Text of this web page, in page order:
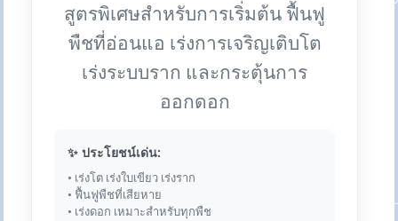
สูตรพิเศษสำหรับการเริ่มต้น ฟื้นฟู
พืชที่อ่อนแอ เร่งการเจริญเติบโต
เร่งระบบราก และกระตุ้นการ
ออกดอก
✨ ประโยชน์เด่น:
• เร่งโต เร่งใบเขียว เร่งราก
• ฟื้นฟูพืชที่เสียหาย
• เร่งดอก เหมาะสำหรับทุกพืช